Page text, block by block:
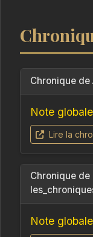
Chronique
Note
Lire la
Chronique de
Note